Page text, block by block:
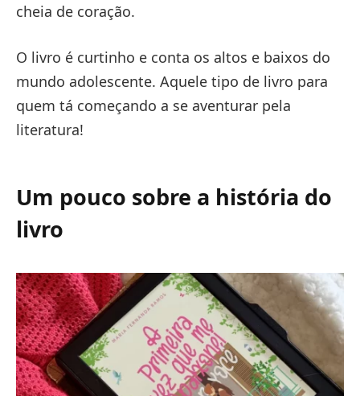
cheia de coração.
O livro é curtinho e conta os altos e baixos do
mundo adolescente. Aquele tipo de livro para
quem tá começando a se aventurar pela
literatura!
Um pouco sobre a história do
livro